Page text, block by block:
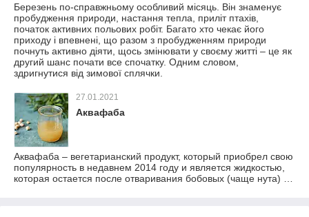
Березень по-справжньому особливий місяць. Він знаменує
пробудження природи, настання тепла, приліт птахів,
початок активних польових робіт. Багато хто чекає його
приходу і впевнені, що разом з пробудженням природи
почнуть активно діяти, щось змінювати у своєму житті – це як
другий шанс почати все спочатку. Одним словом,
здригнутися від зимової сплячки.
27.01.2021
Аквафаба
Аквафаба – вегетарианский продукт, который приобрел свою
популярность в недавнем 2014 году и является жидкостью,
которая остается после отваривания бобовых (чаще нута) …